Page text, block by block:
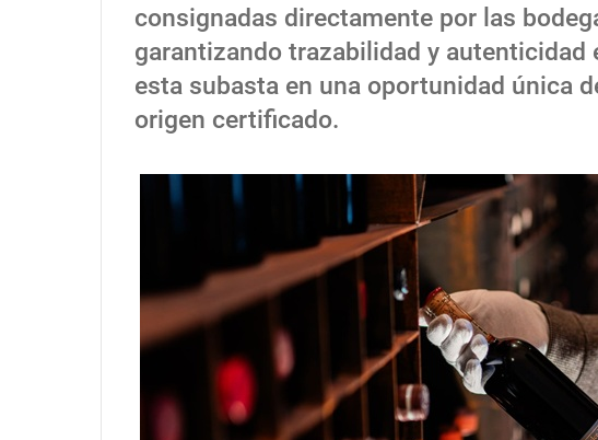
consignadas directamente por las
garantizando trazabilidad y autenticidad
esta subasta en una oportunidad única
origen certificado.